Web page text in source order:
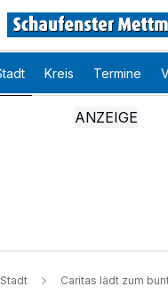
Kreis Termine
Caritas lädt zum